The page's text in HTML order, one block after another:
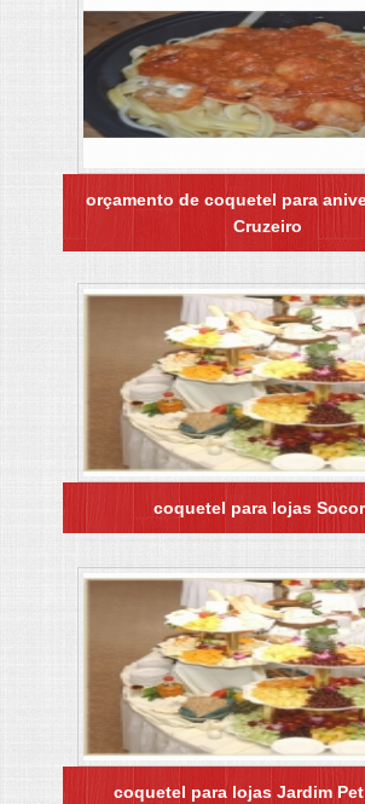
orçamento de coquetel para
Cruzeiro
coquetel para lojas
coquetel para lojas Jardim